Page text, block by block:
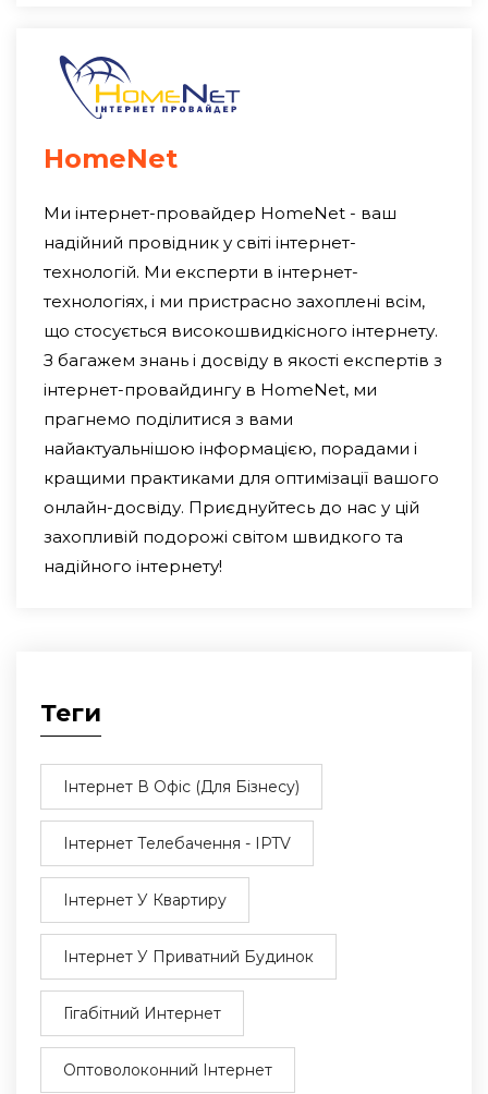
HomeNet
Ми інтернет-провайдер HomeNet - ваш
надійний провідник у світі інтернет-
технологій. Ми експерти в інтернет-
технологіях, і ми пристрасно захоплені всім,
що стосується високошвидкісного інтернету.
З багажем знань і досвіду в якості експертів з
інтернет-провайдингу в HomeNet, ми
прагнемо поділитися з вами
найактуальнішою інформацією, порадами і
кращими практиками для оптимізації вашого
онлайн-досвіду. Приєднуйтесь до нас у цій
захопливій подорожі світом швидкого та
надійного інтернету!
Теги
Інтернет В Офіс (для Бізнесу)
Інтернет Телебачення - IPTV
Інтернет У Квартиру
Інтернет У Приватний Будинок
Гігабітний Интернет
Оптоволоконний Інтернет